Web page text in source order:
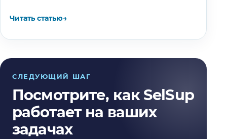
Читать статью→
СЛЕДУЮЩИЙ ШАГ
Посмотрите, как SelSup
работает на ваших
задачах